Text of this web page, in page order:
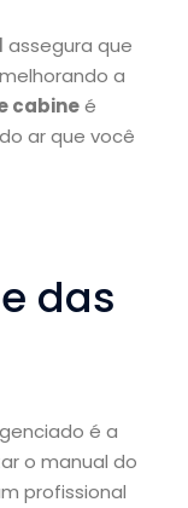
assegura que
a
cabineé
ar que você
das
é a
o manual do
profissional